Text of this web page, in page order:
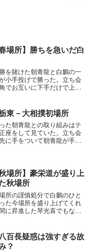
場所】勝ちを急いだ白
を賭けた朝青龍と白鵬の一
小手投げで勝った。立ち会
でお互いに下手だけで上手
青龍としては押されて嫌な
ろうか右をし...
東－大相撲初場所
た朝青龍との取り組みはテ
座をして見ていた。立ち会
に手をついて朝青龍が手を
は栃東の気迫...
場所】豪栄道が盛り上
秋場所
所の謹慎処分で白鵬のひと
た今場所を盛り上げてくれ
に昇進した琴光喜でもな
で白鵬と優勝争いを演じ
力士と横綱が対戦...
百長疑惑は強すぎる故
？